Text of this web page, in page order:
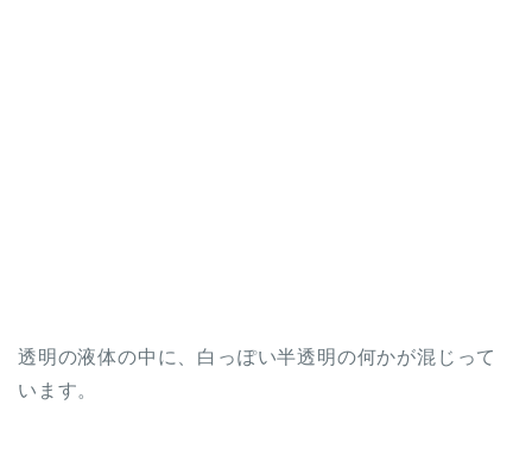
透明の液体の中に、白っぽい半透明の何かが混じって
います。